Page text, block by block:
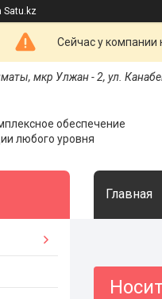
Satu.kz
Сейчас у компании
мкр Улжан - 2, ул.
обеспечение
любого уровня
Главная